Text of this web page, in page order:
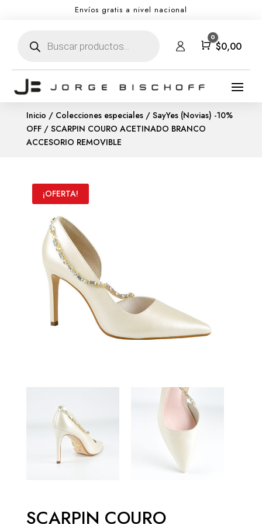
Envíos gratis a nivel nacional
productos Carro
0
$0,00
Inicio / Colecciones especiales/ SayYes (Novias) -10%
OFF/ SCARPIN COURO ACETINADO BRANCO
ACCESORIO REMOVIBLE
¡OFERTA!
SCARPIN COURO